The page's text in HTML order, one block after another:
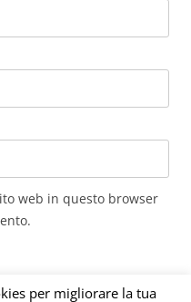
web in questo browser
per migliorare la tua